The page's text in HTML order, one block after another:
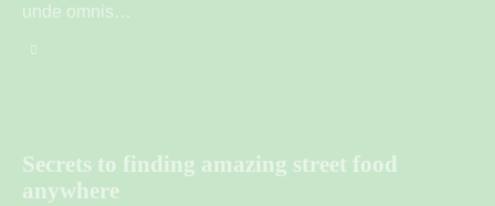
unde omnis…
Secrets to finding amazing street food
anywhere